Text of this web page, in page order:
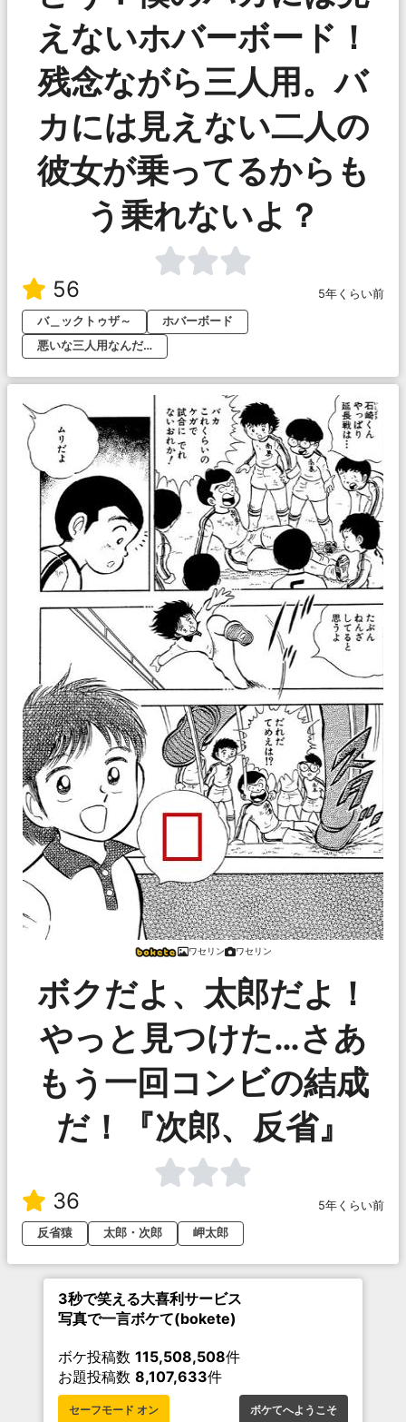
えないホバーボード！
残念ながら三人用。バ
カには見えない二人の
彼女が乗ってるからも
う乗れないよ？
56
5年くらい前
バ＿ックトゥザ～
ホバーボード
悪いな三人用なんだ…
ワセリン ワセリン
ボクだよ、太郎だよ！
やっと見つけた…さあ
もう一回コンビの結成
だ！『次郎、反省』
36
5年くらい前
反省猿
太郎・次郎 岬太郎
3秒で笑える大喜利サービス
写真で一言ボケて(bokete)
ボケ投稿数 115,508,508件
お題投稿数 8,107,633件
セーフモード オン ボケてへようこそ